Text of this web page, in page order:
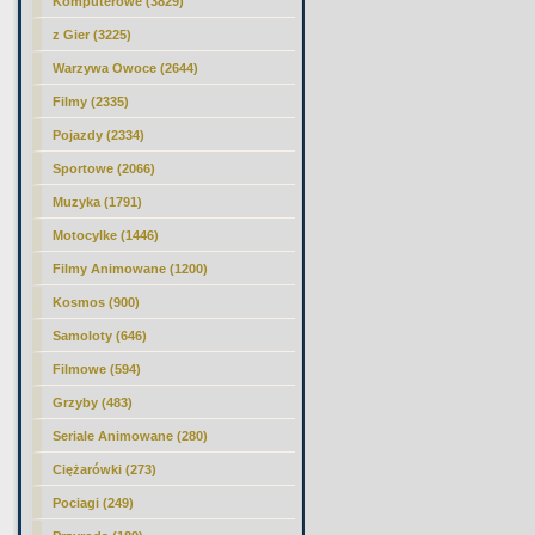
z Gier (3225)
Warzywa Owoce (2644)
Filmy (2335)
Pojazdy (2334)
Sportowe (2066)
Muzyka (1791)
Motocylke (1446)
Filmy Animowane (1200)
Kosmos (900)
Samoloty (646)
Filmowe (594)
Grzyby (483)
Seriale Animowane (280)
Ciężarówki (273)
Pociagi (249)